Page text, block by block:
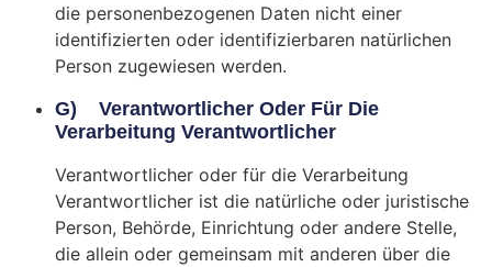
die personenbezogenen Daten nicht einer
identifizierten oder identifizierbaren natürlichen
Person zugewiesen werden.
G) Verantwortlicher Oder Für Die
Verarbeitung Verantwortlicher
Verantwortlicher oder für die Verarbeitung
Verantwortlicher ist die natürliche oder juristische
Person, Behörde, Einrichtung oder andere Stelle,
die allein oder gemeinsam mit anderen über die